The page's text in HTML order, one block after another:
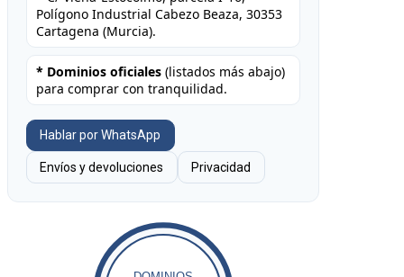
Polígono Industrial Cabezo Beaza, 30353
Cartagena (Murcia).
* Dominios oficiales (listados más abajo)
para comprar con tranquilidad.
Hablar por WhatsApp
Envíos y devoluciones Privacidad